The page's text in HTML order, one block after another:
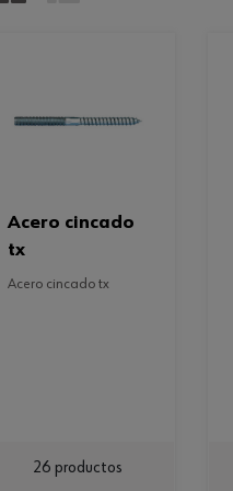
acero cincado
tx
acero cincado tx
26 productos